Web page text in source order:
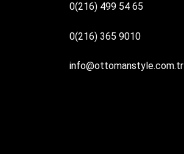
0(216) 499 54 65
0(216) 365 9010
info@ottomanstyle.com.tr